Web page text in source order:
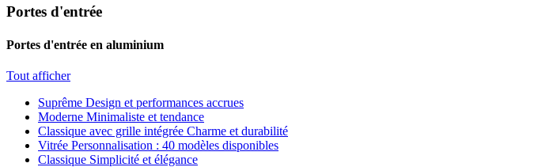
Portes d'entrée
Portes d'entrée en aluminium
Tout afficher
Suprême Design et performances accrues
Moderne Minimaliste et tendance
Classique avec grille intégrée Charme et durabilité
Vitrée Personnalisation : 40 modèles disponibles
Classique Simplicité et élégance